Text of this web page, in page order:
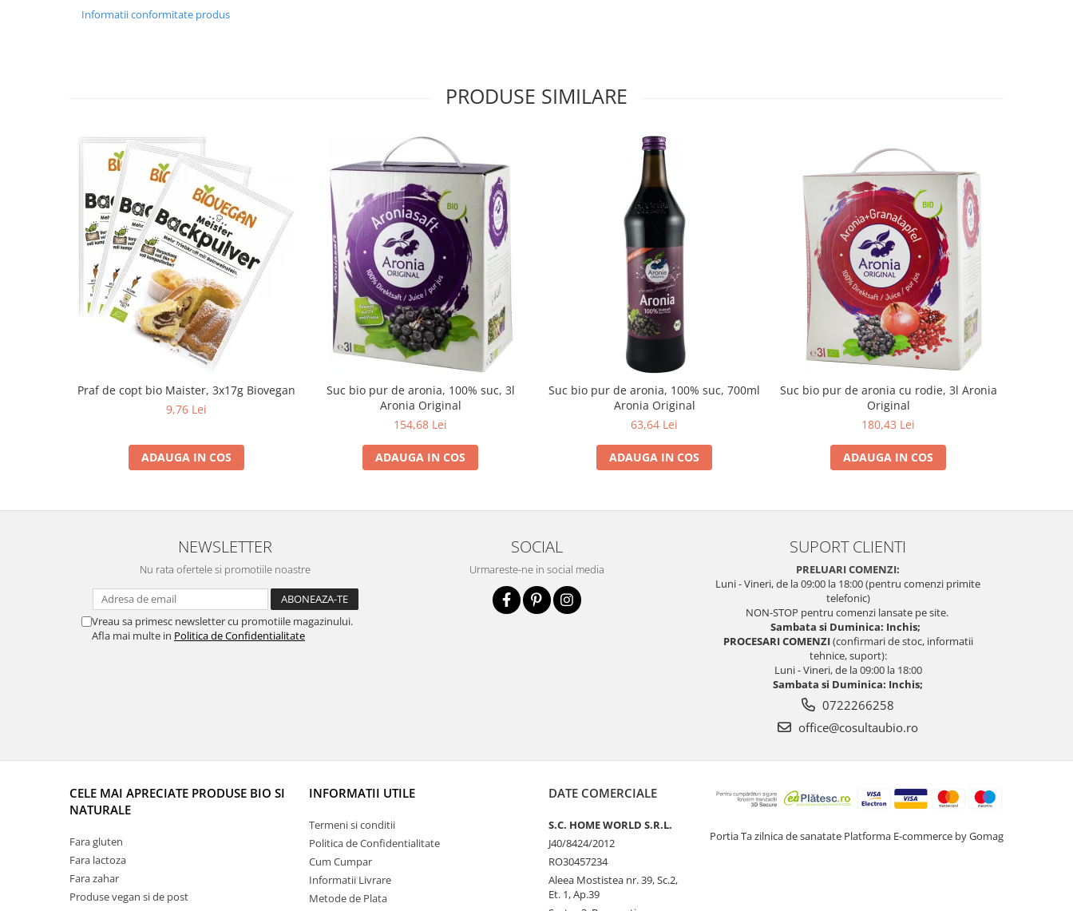
Specialitati si produse asiatice
Informatii conformitate produs
PRODUSE SIMILARE
Praf de copt bio Maister, 3x17g Biovegan
9,76 Lei
ADAUGA IN COS
Suc bio pur de aronia, 100% suc, 3l
Aronia Original
154,68 Lei
ADAUGA IN COS
Suc bio pur de aronia, 100% suc, 700ml
Aronia Original
63,64 Lei
ADAUGA IN COS
Suc bio pur de aronia cu rodie, 3l Aronia
Original
180,43 Lei
ADAUGA IN COS
NEWSLETTER
Nu rata ofertele si promotiile noastre
Vreau sa primesc newsletter cu promotiile magazinului.
Afla mai multe in Politica de Confidentialitate
SOCIAL
Urmareste-ne in social media
SUPORT CLIENTI
PRELUARI COMENZI:
Luni - Vineri, de la 09:00 la 18:00 (pentru comenzi primite
telefonic)
NON-STOP pentru comenzi lansate pe site.
Sambata si Duminica: Inchis;
PROCESARI COMENZI(confirmari de stoc, informatii
tehnice, suport):
Luni - Vineri, de la 09:00 la 18:00
Sambata si Duminica: Inchis;
0722266258
office@cosultaubio.ro
CELE MAI APRECIATE PRODUSE BIO SI
NATURALE
Fara gluten
Fara lactoza
Fara zahar
Produse vegan si de post
INFORMATII UTILE
Termeni si conditii
Politica de Confidentialitate
Cum Cumpar
Informatii Livrare
Metode de Plata
DATE COMERCIALE
S.C. HOME WORLD S.R.L.
J40/8424/2012
RO30457234
Aleea Mostistea nr. 39, Sc.2,
Et. 1, Ap.39
Portia Ta zilnica de sanatate Platforma E-commerce by Gomag